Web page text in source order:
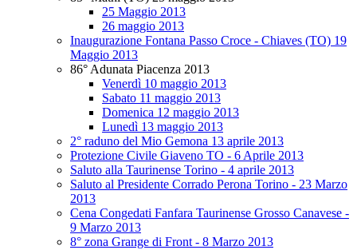
25 Maggio 2013
26 maggio 2013
Inaugurazione Fontana Passo Croce - Chiaves (TO) 19
Maggio 2013
86° Adunata Piacenza 2013
Venerdì 10 maggio 2013
Sabato 11 maggio 2013
Domenica 12 maggio 2013
Lunedì 13 maggio 2013
2° raduno del Mio Gemona 13 aprile 2013
Protezione Civile Giaveno TO - 6 Aprile 2013
Saluto alla Taurinense Torino - 4 aprile 2013
Saluto al Presidente Corrado Perona Torino - 23 Marzo
2013
Cena Congedati Fanfara Taurinense Grosso Canavese -
9 Marzo 2013
8° zona Grange di Front - 8 Marzo 2013